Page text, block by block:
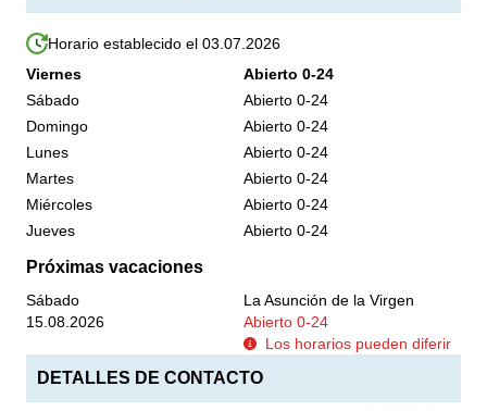
Horario establecido el 03.07.2026
Viernes
Abierto 0-24
Sábado
Abierto 0-24
Domingo
Abierto 0-24
Lunes
Abierto 0-24
Martes
Abierto 0-24
Miércoles
Abierto 0-24
Jueves
Abierto 0-24
Próximas vacaciones
Sábado
La Asunción de la Virgen
15.08.2026
Abierto 0-24
Los horarios pueden diferir
DETALLES DE CONTACTO